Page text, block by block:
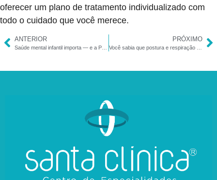
oferecer um plano de tratamento individualizado com
todo o cuidado que você merece.
ANTERIOR PRÓXIMO